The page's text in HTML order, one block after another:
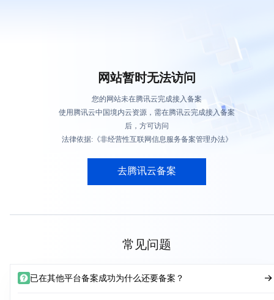
网站暂时无法访问
您的网站未在腾讯云完成接入备案
使用腾讯云中国境内云资源，需在腾讯云完成接入备案
后，方可访问
法律依据:《非经营性互联网信息服务备案管理办法》
去腾讯云备案
常见问题
已在其他平台备案成功为什么还要备案？